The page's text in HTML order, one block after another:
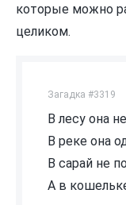
которые можно
целиком.
Загадка #3319
В лесу она
В реке она
В сарай не
А в